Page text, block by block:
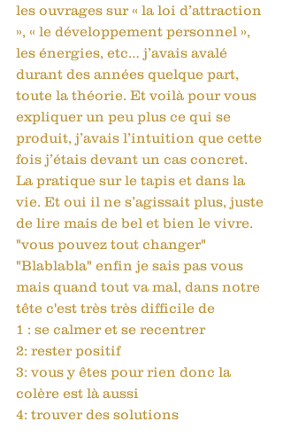
les ouvrages sur « la loi d’attraction
», « le développement personnel »,
les énergies, etc… j’avais avalé
durant des années quelque part,
toute la théorie. Et voilà pour vous
expliquer un peu plus ce qui se
produit, j’avais l’intuition que cette
fois j’étais devant un cas concret.
La pratique sur le tapis et dans la
vie. Et oui il ne s’agissait plus, juste
de lire mais de bel et bien le vivre.
"vous pouvez tout changer"
"Blablabla" enfin je sais pas vous
mais quand tout va mal, dans notre
tête c'est très très difficile de
1 : se calmer et se recentrer
2: rester positif
3: vous y êtes pour rien donc la
colère est là aussi
4: trouver des solutions